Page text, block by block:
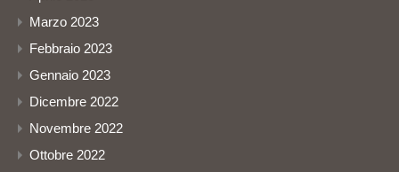
Marzo 2023
Febbraio 2023
Gennaio 2023
Dicembre 2022
Novembre 2022
Ottobre 2022